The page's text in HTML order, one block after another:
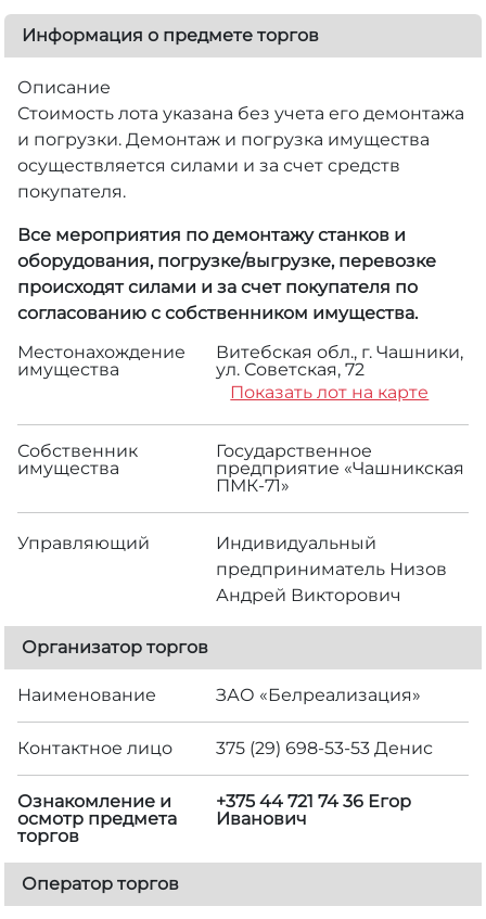
Информация о предмете торгов
Описание
Стоимость лота указана без учета его демонтажа
и погрузки. Демонтаж и погрузка имущества
осуществляется силами и за счет средств
покупателя.
Все мероприятия по демонтажу станков и
оборудования, погрузке/выгрузке, перевозке
происходят силами и за счет покупателя по
согласованию с собственником имущества.
Местонахождение
имущества
Витебская обл., г. Чашники,
ул. Советская, 72
Показать лот на карте
Собственник
имущества
Государственное
предприятие «Чашникская
ПМК-71»
Управляющий
Индивидуальный
предприниматель Низов
Андрей Викторович
Организатор торгов
Наименование ЗАО «Белреализация»
Контактное лицо 375 (29) 698-53-53 Денис
Ознакомление и
осмотр предмета
торгов
+375 44 721 74 36 Егор
Иванович
Оператор торгов